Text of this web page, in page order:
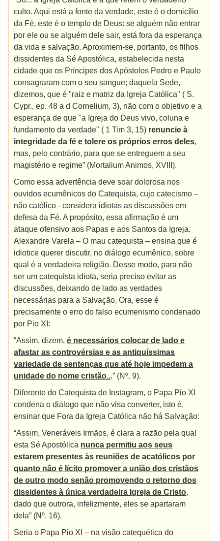
culto. Aqui está a fonte da verdade, este é o domicílio
da Fé, este é o templo de Deus: se alguém não entrar
por ele ou se alguém dele sair, está fora da esperança
da vida e salvação. Aproximem-se, portanto, os filhos
dissidentes da Sé Apostólica, estabelecida nesta
cidade que os Príncipes dos Apóstolos Pedro e Paulo
consagraram com o seu sangue; daquela Sede,
dizemos, que é "raiz e matriz da Igreja Católica" ( S.
Cypr., ep. 48 a d Cornelium, 3), não com o objetivo e a
esperança de que "a Igreja do Deus vivo, coluna e
fundamento da verdade" ( 1 Tim 3, 15) renuncie à
integridade da fée tolere os próprios erros deles,
mas, pelo contrário, para que se entreguem a seu
magistério e regime” (Mortalium Animos, XVIII).
Como essa advertência deve soar dolorosa nos
ouvidos ecumênicos do Catequista, cujo catecismo –
não católico - considera idiotas as discussões em
defesa da Fé. A propósito, essa afirmação é um
ataque ofensivo aos Papas e aos Santos da Igreja.
Alexandre Varela – O mau catequista – ensina que é
idiotice querer discutir, no diálogo ecumênico, sobre
qual é a verdadeira religião. Desse modo, para não
ser um catequista idiota, seria preciso evitar as
discussões, deixando de lado as verdades
necessárias para a Salvação. Ora, esse é
precisamente o erro do falso ecumenismo condenado
por Pio XI:
“Assim, dizem,é necessários colocar de lado e
afastar as controvérsias e as antiquíssimas
variedade de sentenças que até hoje impedem a
unidade do nome cristão...” (Nº. 9).
Diferente do Catequista de Instagram, o Papa Pio XI
condena o diálogo que não visa converter, isto é,
ensinar que Fora da Igreja Católica não há Salvação:
“Assim, Veneráveis Irmãos, é clara a razão pela qual
esta Sé Apostólica nunca permitiu aos seus
estarem presentes às reuniões de acatólicos por
quanto não é lícito promover a união dos cristãos
de outro modo senão promovendo o retorno dos
dissidentes à única verdadeira Igreja de Cristo,
dado que outrora, infelizmente, eles se apartaram
dela” (Nº. 16).
Seria o Papa Pio XI – na visão catequética do